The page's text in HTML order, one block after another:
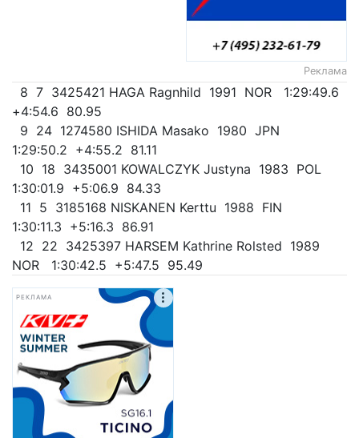
Реклама
8 7 3425421 HAGA Ragnhild 1991 NOR 1:29:49.6
+4:54.6 80.95
9 24 1274580 ISHIDA Masako 1980 JPN
1:29:50.2 +4:55.2 81.11
10 18 3435001 KOWALCZYK Justyna 1983 POL
1:30:01.9 +5:06.9 84.33
11 5 3185168 NISKANEN Kerttu 1988 FIN
1:30:11.3 +5:16.3 86.91
12 22 3425397 HARSEM Kathrine Rolsted 1989
NOR 1:30:42.5 +5:47.5 95.49
РЕКЛАМА